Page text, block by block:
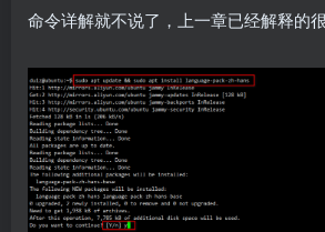
命令详解就不说了，上一章已经解释的很